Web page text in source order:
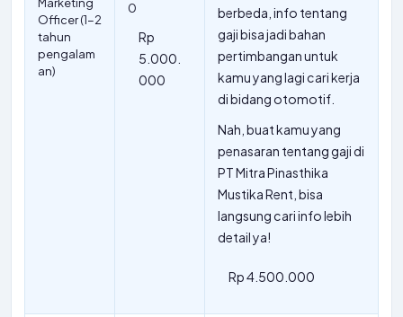
Officer (1-2
tahun
pengalam
an)
0
Rp
5.000.
000
berbeda, info tentang
gaji bisa jadi bahan
pertimbangan untuk
kamu yang lagi cari kerja
di bidang otomotif.
Nah, buat kamu yang
penasaran tentang gaji di
PT Mitra Pinasthika
Mustika Rent, bisa
langsung cari info lebih
detail ya!
Rp 4.500.000